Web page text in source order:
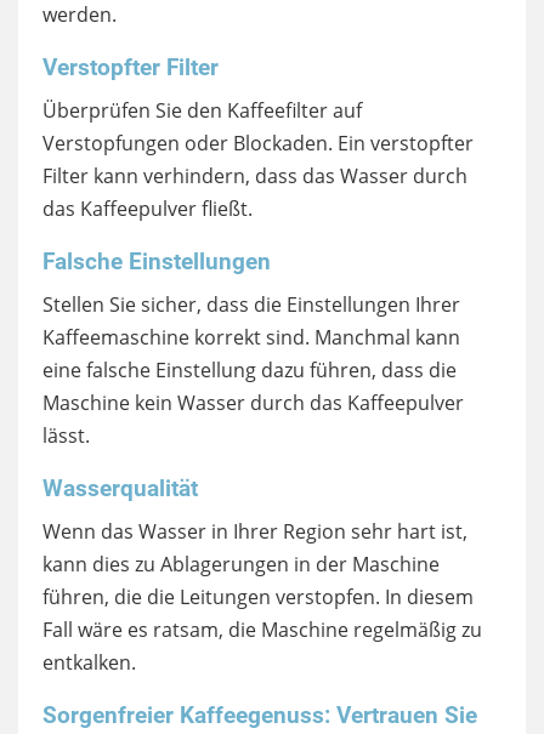
werden.
Verstopfter Filter
Überprüfen Sie den Kaffeefilter auf
Verstopfungen oder Blockaden. Ein verstopfter
Filter kann verhindern, dass das Wasser durch
das Kaffeepulver fließt.
Falsche Einstellungen
Stellen Sie sicher, dass die Einstellungen Ihrer
Kaffeemaschine korrekt sind. Manchmal kann
eine falsche Einstellung dazu führen, dass die
Maschine kein Wasser durch das Kaffeepulver
lässt.
Wasserqualität
Wenn das Wasser in Ihrer Region sehr hart ist,
kann dies zu Ablagerungen in der Maschine
führen, die die Leitungen verstopfen. In diesem
Fall wäre es ratsam, die Maschine regelmäßig zu
entkalken.
Sorgenfreier Kaffeegenuss: Vertrauen Sie